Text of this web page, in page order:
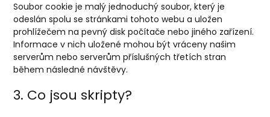
Soubor cookie je malý jednoduchý soubor, který je
odeslán spolu se stránkami tohoto webu a uložen
prohlížečem na pevný disk počítače nebo jiného zařízení.
Informace v nich uložené mohou být vráceny našim
serverům nebo serverům příslušných třetích stran
během následné návštěvy.
3. Co jsou skripty?